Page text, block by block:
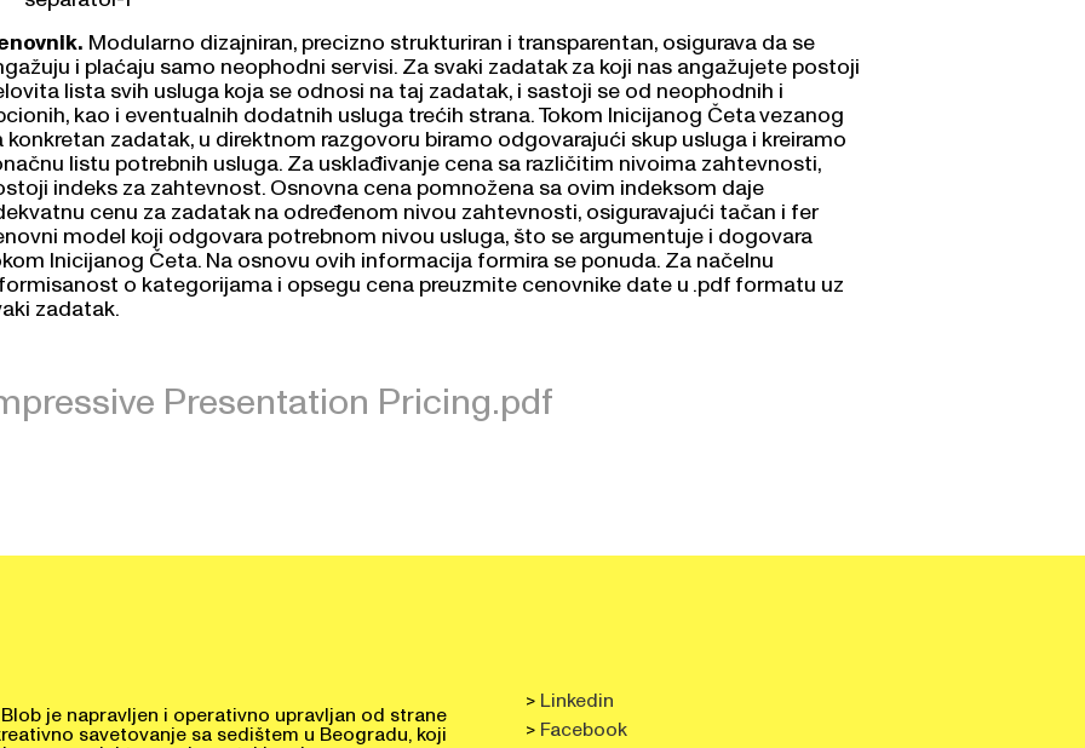
Modularno dizajniran, precizno strukturiran i transparentan, osigurava da se
i plaćaju samo neophodni servisi. Za svaki zadatak za koji nas angažujete postoji
lista svih usluga koja se odnosi na taj zadatak, i sastoji se od neophodnih i
kao i eventualnih dodatnih usluga trećih strana. Tokom Inicijanog Četa vezanog
zadatak, u direktnom razgovoru biramo odgovarajući skup usluga i kreiramo
listu potrebnih usluga. Za usklađivanje cena sa različitim nivoima zahtevnosti,
indeks za zahtevnost. Osnovna cena pomnožena sa ovim indeksom daje
cenu za zadatak na određenom nivou zahtevnosti, osiguravajući tačan i fer
model koji odgovara potrebnom nivou usluga, što se argumentuje i dogovara
Inicijanog Četa. Na osnovu ovih informacija formira se ponuda. Za načelnu
o kategorijama i opsegu cena preuzmite cenovnike date u .pdf formatu uz
zadatak.
Presentation Pricing.pdf
Blob je napravljen i operativno upravljan od strane
savetovanje sa sedištem u Beogradu, koji
>Linkedin
>Facebook